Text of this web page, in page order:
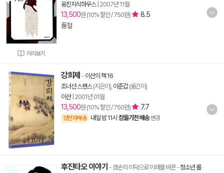
미리보기
웅진지식하우스| 2007년 11월
13,500원 (10% 할인 / 750원)
8.5
품절
강희제 - 이산의 책 16
조너선 스펜스(지은이), 이준갑(옮긴이)
이산| 2001년 01월
13,500원 (10% 할인 / 750원) 7.7
양탄자배송 내일 밤 11시 잠들기전 배송 변경
후진타오 이야기 - 겸손의 미덕으로 미래를 바꾼-청소년 롤